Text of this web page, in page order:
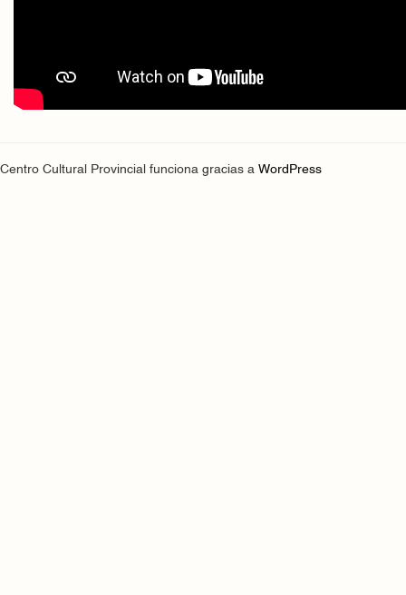
Centro Cultural Provincial funciona gracias a WordPress